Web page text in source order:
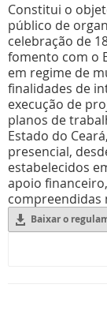
Constitui o
público de
celebração de
fomento com o
em regime de
finalidades de
execução de
planos de
Estado do
presencial,
estabelecidos
apoio
compreendidas
Baixar o